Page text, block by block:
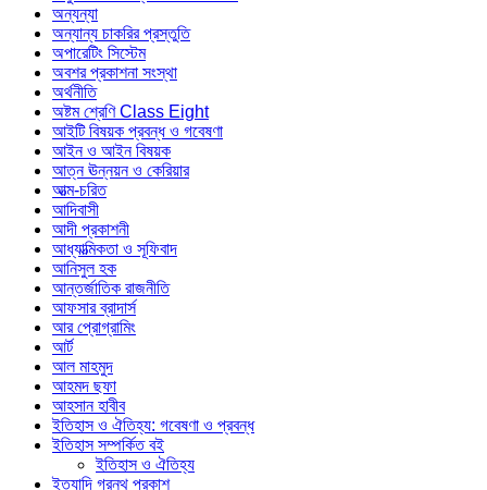
অন্যন্যা
অন্যান্য চাকরির প্রস্তুতি
অপারেটিং সিস্টেম
অবশর প্রকাশনা সংস্থা
অর্থনীতি
অষ্টম শ্রেণি Class Eight
আইটি বিষয়ক প্রবন্ধ ও গবেষণা
আইন ও আইন বিষয়ক
আত্ন ঊন্নয়ন ও কেরিয়ার
আত্ম-চরিত
আদিবাসী
আদী প্রকাশনী
আধ্যাত্মিকতা ও সূফিবাদ
আনিসুল হক
আন্তর্জাতিক রাজনীতি
আফসার ব্রাদার্স
আর প্রোগ্রামিং
আর্ট
আল মাহমুদ
আহমদ ছফা
আহসান হাবীব
ইতিহাস ও ঐতিহ্য: গবেষণা ও প্রবন্ধ
ইতিহাস সম্পর্কিত বই
ইতিহাস ও ঐতিহ্য
ইত্যাদি গ্রন্থ প্রকাশ